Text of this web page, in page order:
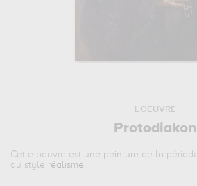
L'OEUVRE
Protodiakon
Cette oeuvre est une peinture de la
au style réalisme.